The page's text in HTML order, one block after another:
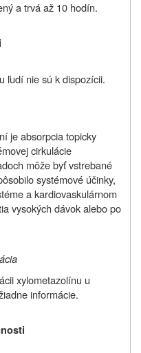
a trvá až 10 hodín.
ľudí nie sú k dispozícii.
je absorpcia topicky
cirkulácie
môže byť vstrebané
systémové účinky,
a kardiovaskulárnom
vysokých dávok alebo po
xylometazolínu u
informácie.